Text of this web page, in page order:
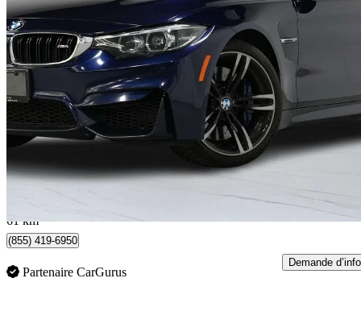
2020 BMW M4
Coupe RWD 100 596 km
59 900 $ Bonne
1 050 $/mois env.
61 km
(855) 419-6950
Partenaire CarGurus
Demande d’info